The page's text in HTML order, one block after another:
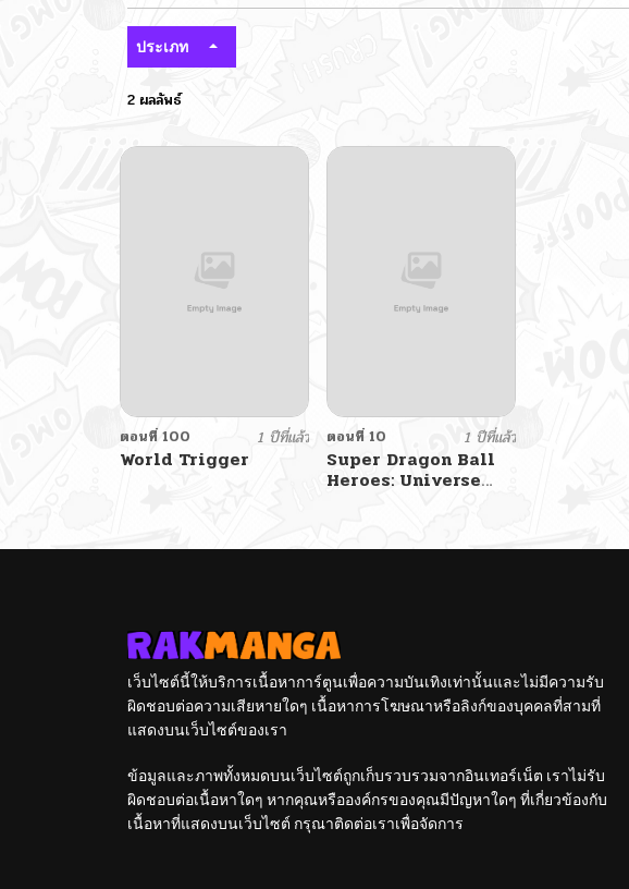
ประเภท
2 ผลลัพธ์
ตอนที่ 100 1 ปีที่แล้ว
World Trigger
ตอนที่ 10 1 ปีที่แล้ว
Super Dragon Ball
Heroes: Universe
เว็บไซต์นี้ให้บริการเนื้อหาการ์ตูนเพื่อความบันเทิงเท่านั้นและไม่มีความรับ
ผิดชอบต่อความเสียหายใดๆ เนื้อหาการโฆษณาหรือลิงก์ของบุคคลที่สามที่
แสดงบนเว็บไซต์ของเรา
ข้อมูลและภาพทั้งหมดบนเว็บไซต์ถูกเก็บรวบรวมจากอินเทอร์เน็ต เราไม่รับ
ผิดชอบต่อเนื้อหาใดๆ หากคุณหรือองค์กรของคุณมีปัญหาใดๆ ที่เกี่ยวข้องกับ
เนื้อหาที่แสดงบนเว็บไซต์ กรุณาติดต่อเราเพื่อจัดการ